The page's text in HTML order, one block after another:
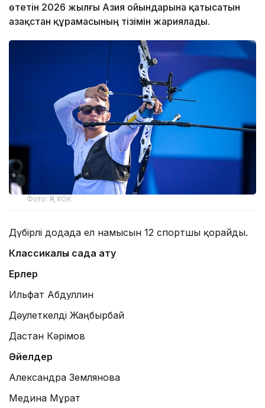
өтетін 2026 жылғы Азия ойындарына қатысатын
Қазақстан құрамасының тізімін жариялады.
Фото: ҚР ҰОК
Дүбірлі додада ел намысын 12 спортшы қорғайды.
Классикалық садақ ату
Ерлер
Ильфат Абдуллин
Дәулеткелді Жаңбырбай
Дастан Кәрімов
Әйелдер
Александра Землянова
Медина Мұрат